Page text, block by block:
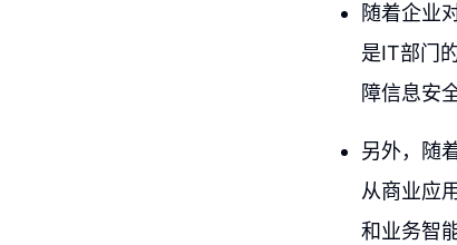
随着企业
是IT部门
障信息安
另外，随
从商业应
和业务智